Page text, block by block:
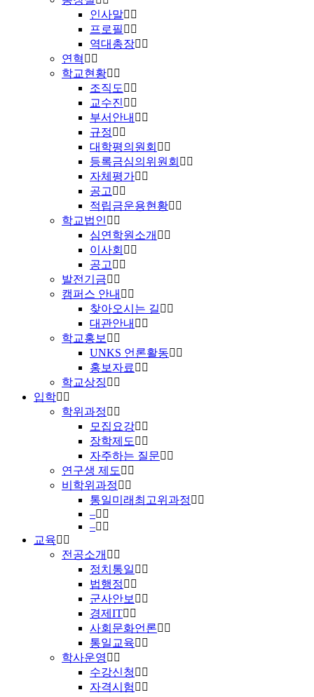
인사말
프로필
역대총장
연혁
학교현황
조직도
교수진
부서안내
규정
대학평의원회
등록금심의위원회
자체평가
공고
적립금운용현황
학교법인
심연학원소개
이사회
공고
발전기금
캠퍼스 안내
찾아오시는 길
대관안내
학교홍보
UNKS 언론활동
홍보자료
학교상징
입학
학위과정
모집요강
장학제도
자주하는 질문
연구생 제도
비학위과정
통일미래최고위과정
–
–
교육
전공소개
정치통일
법행정
군사안보
경제IT
사회문화언론
통일교육
학사운영
수강신청
자격시험